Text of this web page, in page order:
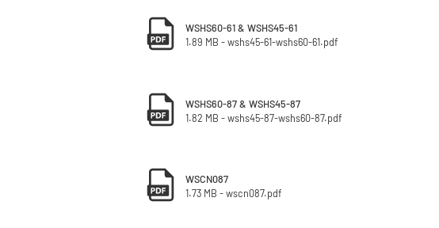
WSHS60-61 & WSHS45-61
1.89 MB - wshs45-61-wshs60-61.pdf
WSHS60-87 & WSHS45-87
1.82 MB - wshs45-87-wshs60-87.pdf
WSCN087
1.73 MB - wscn087.pdf